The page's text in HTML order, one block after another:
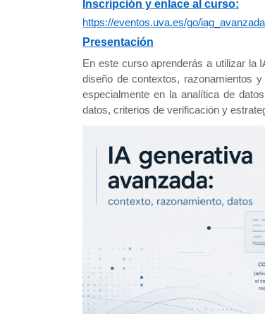
Inscripción y enlace al curso:
https://eventos.uva.es/go/iag_avanzada
Presentación
En este curso aprenderás a utilizar la
diseño de contextos, razonamientos
especialmente en la analítica de
datos, criterios de verificación y